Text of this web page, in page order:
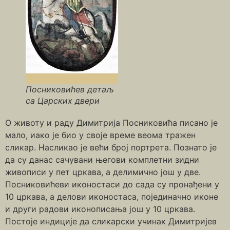
Посниковићев детаљ
са Царских двери
О животу и раду Димитрија Посниковића писано је
мало, иако је био у своје време веома тражен
сликар. Насликао је већи број портрета. Познато је
да су данас сачувани његови комплетни зидни
живописи у пет цркава, а делимично још у две.
Посниковићеви иконостаси до сада су пронађени у
10 цркава, а делови иконостаса, појединачно иконе
и други радови иконописања још у 10 цркава.
Постоје индиције да сликарски учинак Димитријев